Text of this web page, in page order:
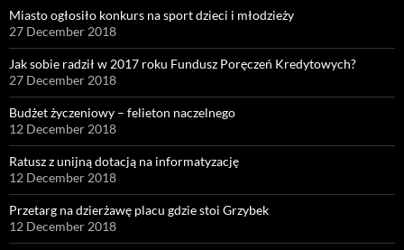
Miasto ogłosiło konkurs na sport dzieci i młodzieży
27 December 2018
Jak sobie radził w 2017 roku Fundusz Poręczeń Kredytowych?
27 December 2018
Budżet życzeniowy – felieton naczelnego
12 December 2018
Ratusz z unijną dotacją na informatyzację
12 December 2018
Przetarg na dzierżawę placu gdzie stoi Grzybek
12 December 2018